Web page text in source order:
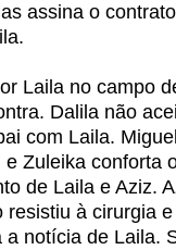
assina o
Laila no campo
Dalila não
com Laila.
e Zuleika conforta
de Laila e Aziz.
resistiu à cirurgia
a notícia de Laila.